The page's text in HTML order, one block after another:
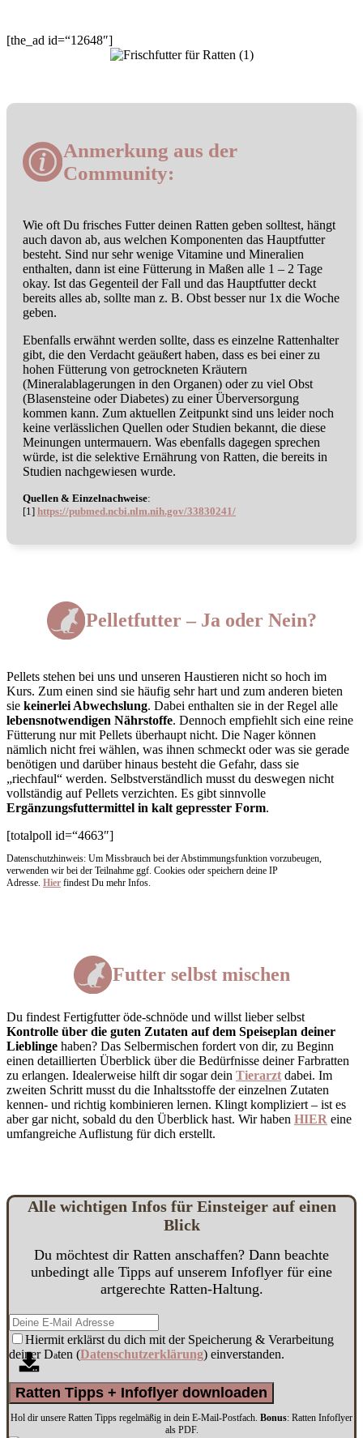
[the_ad id=“12648″]
Anmerkung aus der
Community:
Wie oft Du frisches Futter deinen Ratten geben solltest, hängt
auch davon ab, aus welchen Komponenten das Hauptfutter
besteht. Sind nur sehr wenige Vitamine und Mineralien
enthalten, dann ist eine Fütterung in Maßen alle 1 – 2 Tage
okay. Ist das Gegenteil der Fall und das Hauptfutter deckt
bereits alles ab, sollte man z. B. Obst besser nur 1x die Woche
geben.
Ebenfalls erwähnt werden sollte, dass es einzelne Rattenhalter
gibt, die den Verdacht geäußert haben, dass es bei einer zu
hohen Fütterung von getrockneten Kräutern
(Mineralablagerungen in den Organen) oder zu viel Obst
(Blasensteine oder Diabetes) zu einer Überversorgung
kommen kann. Zum aktuellen Zeitpunkt sind uns leider noch
keine verlässlichen Quellen oder Studien bekannt, die diese
Meinungen untermauern. Was ebenfalls dagegen sprechen
würde, ist die selektive Ernährung von Ratten, die bereits in
Studien nachgewiesen wurde.
Quellen & Einzelnachweise:
[1] https://pubmed.ncbi.nlm.nih.gov/33830241/
Pelletfutter – Ja oder Nein?
Pellets stehen bei uns und unseren Haustieren nicht so hoch im
Kurs. Zum einen sind sie häufig sehr hart und zum anderen bieten
sie keinerlei Abwechslung. Dabei enthalten sie in der Regel alle
lebensnotwendigen Nährstoffe. Dennoch empfiehlt sich eine reine
Fütterung nur mit Pellets überhaupt nicht. Die Nager können
nämlich nicht frei wählen, was ihnen schmeckt oder was sie gerade
benötigen und darüber hinaus besteht die Gefahr, dass sie
„riechfaul“ werden. Selbstverständlich musst du deswegen nicht
vollständig auf Pellets verzichten. Es gibt sinnvolle
Ergänzungsfuttermittel in kalt gepresster Form.
[totalpoll id=“4663″]
Datenschutzhinweis: Um Missbrauch bei der Abstimmungsfunktion vorzubeugen,
verwenden wir bei der Teilnahme ggf. Cookies oder speichern deine IP
Adresse. Hier findest Du mehr Infos.
Futter selbst mischen
Du findest Fertigfutter öde-schnöde und willst lieber selbst
Kontrolle über die guten Zutaten auf dem Speiseplan deiner
Lieblinge haben? Das Selbermischen fordert von dir, zu Beginn
einen detaillierten Überblick über die Bedürfnisse deiner Farbratten
zu erlangen. Idealerweise hilft dir sogar dein Tierarzt dabei. Im
zweiten Schritt musst du die Inhaltsstoffe der einzelnen Zutaten
kennen- und richtig kombinieren lernen. Klingt kompliziert – ist es
aber gar nicht, sobald du den Überblick hast. Wir haben HIER eine
umfangreiche Auflistung für dich erstellt.
Alle wichtigen Infos für Einsteiger auf einen
Blick
Du möchtest dir Ratten anschaffen? Dann beachte
unbedingt alle Tipps auf unserem Infoflyer für eine
artgerechte Ratten-Haltung.
Hiermit erklärst du dich mit der Speicherung & Verarbeitung
deiner Daten (Datenschutzerklärung) einverstanden.
Ratten Tipps + Infoflyer downloaden
Hol dir unsere Ratten Tipps regelmäßig in dein E-Mail-Postfach. Bonus: Ratten Infoflyer
als PDF.